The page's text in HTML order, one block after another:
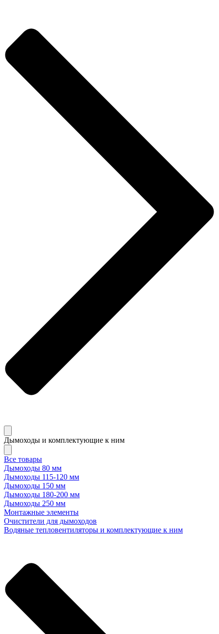
Дымоходы и комплектующие к ним
Все товары
Дымоходы 80 мм
Дымоходы 115-120 мм
Дымоходы 150 мм
Дымоходы 180-200 мм
Дымоходы 250 мм
Монтажные элементы
Очистители для дымоходов
Водяные тепловентиляторы и комплектующие к ним